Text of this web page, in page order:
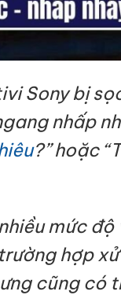
Sony bị
nhấp
?” hoặc
mức
hợp
cũng có